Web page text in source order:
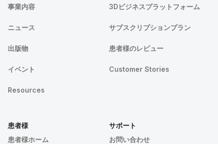
事業内容
ニュース
出版物
イベント
Resources
3Dビジネスプラットフォーム
サブスクリプションプラン
患者様のレビュー
Customer Stories
患者様
患者様ホーム
サポート
お問い合わせ